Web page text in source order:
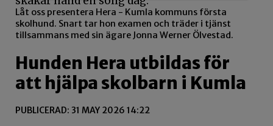
Låt oss presentera Hera - Kumla kommuns första
skolhund. Snart tar hon examen och träder i tjänst
tillsammans med sin ägare Jonna Werner Ölvestad.
Hunden Hera utbildas för
att hjälpa skolbarn i Kumla
PUBLICERAD: 31 MAY 2026 14:22